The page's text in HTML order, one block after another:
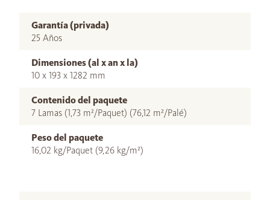
Garantía (privada)
25 Años
Dimensiones (al x an x la)
10 x 193 x 1282 mm
Contenido del paquete
7 Lamas (1,73 m²/Paquet) (76,12 m²/Palé)
Peso del paquete
16,02 kg/Paquet (9,26 kg/m²)